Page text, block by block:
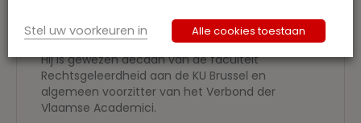
en hield hij visiting positions aan eminente
universiteiten zoals Harvard en MIT, Cambridge.
Hij is gewezen decaan van de faculteit
Rechtsgeleerdheid aan de KU Brussel en
algemeen voorzitter van het Verbond der
Vlaamse Academici.
Stel uw voorkeuren in Alle cookies toestaan